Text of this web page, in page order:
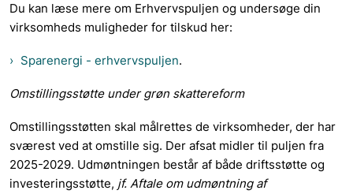
Du kan læse mere om Erhvervspuljen og undersøge din
virksomheds muligheder for tilskud her:
Sparenergi - erhvervspuljen.
Omstillingsstøtte under grøn skattereform
Omstillingsstøtten skal målrettes de virksomheder, der har
sværest ved at omstille sig. Der afsat midler til puljen fra
2025-2029. Udmøntningen består af både driftsstøtte og
investeringsstøtte, jf. Aftale om udmøntning af